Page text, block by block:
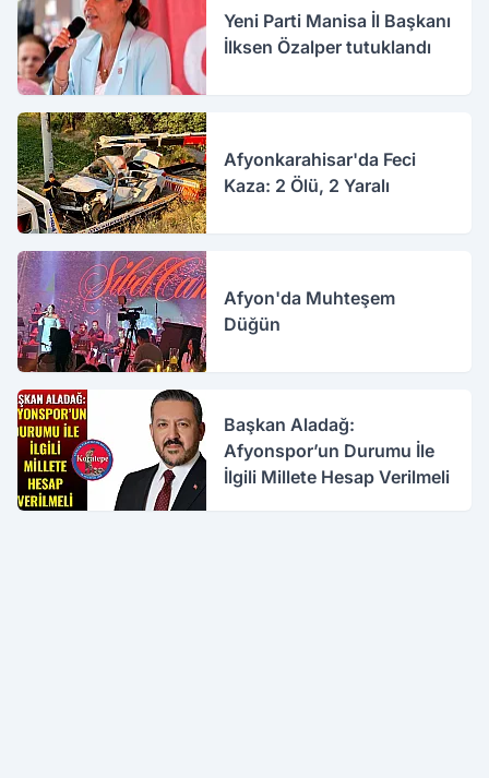
Yeni Parti Manisa İl Başkanı
İlksen Özalper tutuklandı
Afyonkarahisar'da Feci
Kaza: 2 Ölü, 2 Yaralı
Afyon'da Muhteşem
Düğün
Başkan Aladağ:
Afyonspor’un Durumu İle
İlgili Millete Hesap Verilmeli